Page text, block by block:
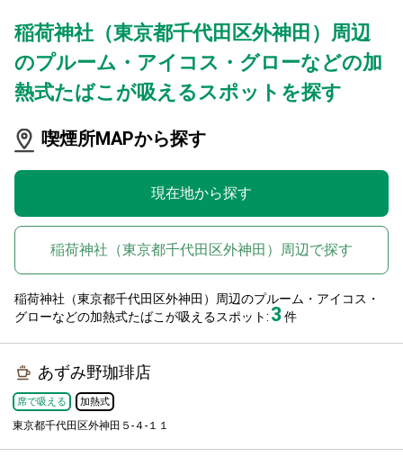
稲荷神社（東京都千代田区外神田）周辺
のプルーム・アイコス・グローなどの加
熱式たばこが吸えるスポットを探す
喫煙所MAPから探す
現在地から探す
稲荷神社（東京都千代田区外神田）周辺で探す
稲荷神社（東京都千代田区外神田）周辺のプルーム・アイコス・
グローなどの加熱式たばこが吸えるスポット: 3 件
あずみ野珈琲店
席で吸える 加熱式
東京都千代田区外神田５-４-１１